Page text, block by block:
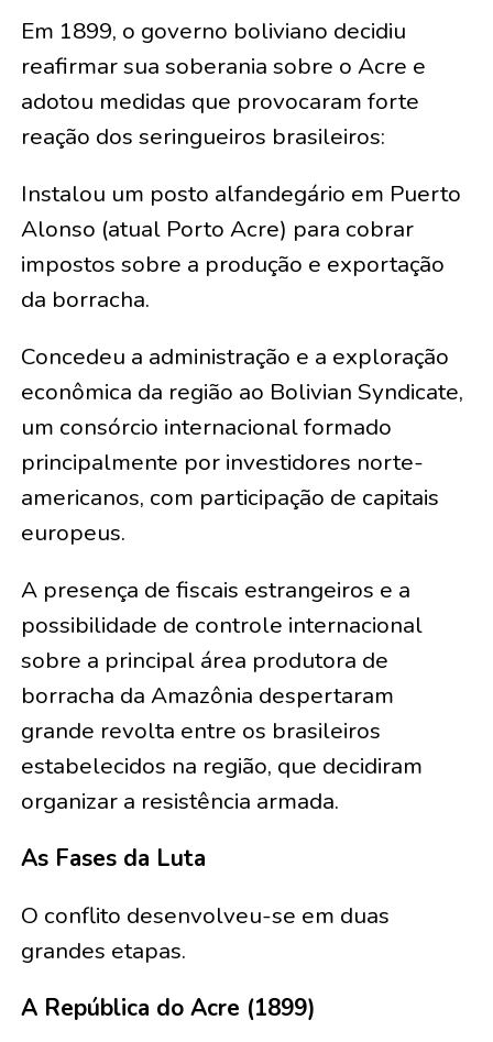
Em 1899, o governo boliviano decidiu
reafirmar sua soberania sobre o Acre e
adotou medidas que provocaram forte
reação dos seringueiros brasileiros:
Instalou um posto alfandegário em Puerto
Alonso (atual Porto Acre) para cobrar
impostos sobre a produção e exportação
da borracha.
Concedeu a administração e a exploração
econômica da região ao Bolivian Syndicate,
um consórcio internacional formado
principalmente por investidores norte-
americanos, com participação de capitais
europeus.
A presença de fiscais estrangeiros e a
possibilidade de controle internacional
sobre a principal área produtora de
borracha da Amazônia despertaram
grande revolta entre os brasileiros
estabelecidos na região, que decidiram
organizar a resistência armada.
As Fases da Luta
O conflito desenvolveu-se em duas
grandes etapas.
A República do Acre (1899)